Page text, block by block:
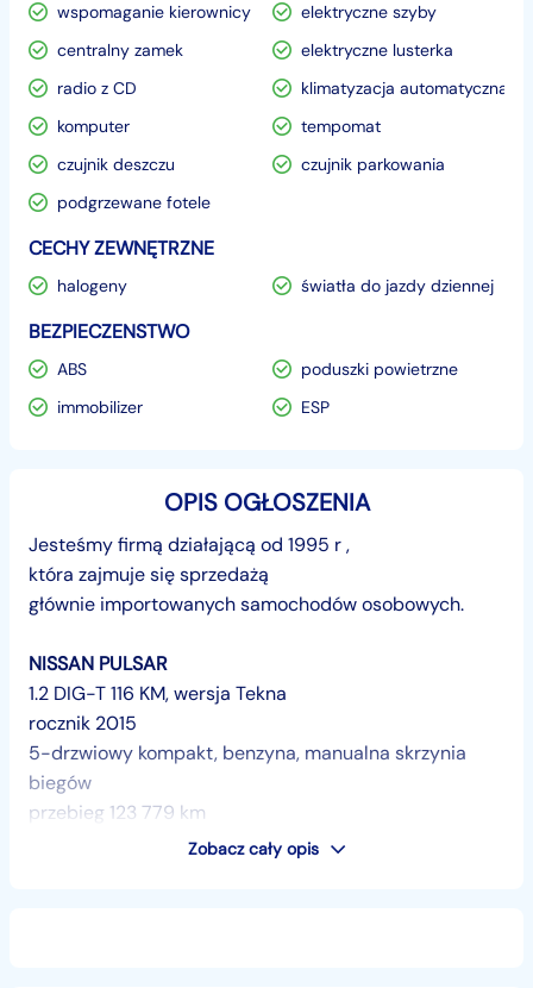
wspomaganie kierownicy
elektryczne szyby
centralny zamek
elektryczne lusterka
radio z CD
klimatyzacja automatyczna
komputer
tempomat
czujnik deszczu
czujnik parkowania
podgrzewane fotele
CECHY ZEWNĘTRZNE
halogeny światła do jazdy dziennej
BEZPIECZENSTWO
ABS
poduszki powietrzne
immobilizer
ESP
OPIS OGŁOSZENIA
Jesteśmy firmą działającą od 1995 r ,
która zajmuje się sprzedażą
głównie importowanych samochodów osobowych.
NISSAN PULSAR
1.2 DIG-T 116 KM, wersja Tekna
rocznik 2015
5-drzwiowy kompakt, benzyna, manualna skrzynia
biegów
przebieg 123 779 km
Zobacz cały opis